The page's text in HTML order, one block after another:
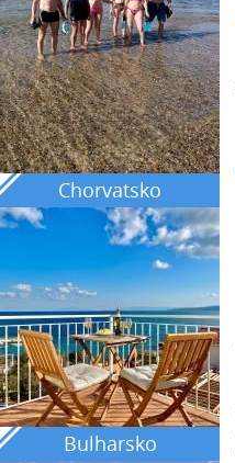
Chorvatsko
Bulharsko